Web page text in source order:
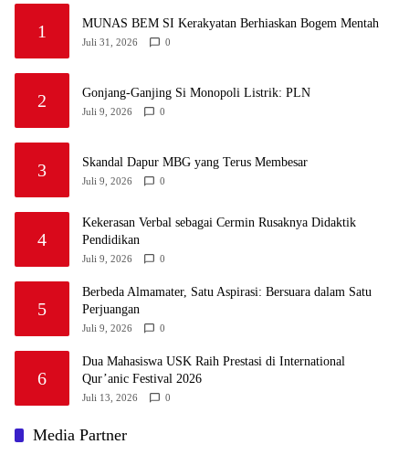
1 MUNAS BEM SI Kerakyatan Berhiaskan Bogem Mentah
Juli 31, 2026 0
2 Gonjang-Ganjing Si Monopoli Listrik: PLN
Juli 9, 2026 0
3 Skandal Dapur MBG yang Terus Membesar
Juli 9, 2026 0
4
Kekerasan Verbal sebagai Cermin Rusaknya Didaktik
Pendidikan
Juli 9, 2026 0
5
Berbeda Almamater, Satu Aspirasi: Bersuara dalam Satu
Perjuangan
Juli 9, 2026 0
6
Dua Mahasiswa USK Raih Prestasi di International
Qur’anic Festival 2026
Juli 13, 2026 0
Media Partner